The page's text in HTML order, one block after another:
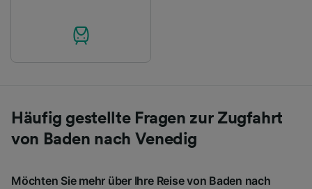
Häufig gestellte Fragen zur Zugfahrt
von Baden nach Venedig
Möchten Sie mehr über Ihre Reise von Baden nach